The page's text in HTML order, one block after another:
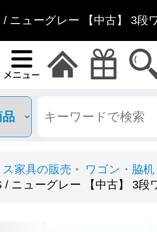
/ ニューグレー 【中古】 3段
家具の販売 >
ワゴン・脇机
/ ニューグレー 【中古】 3段